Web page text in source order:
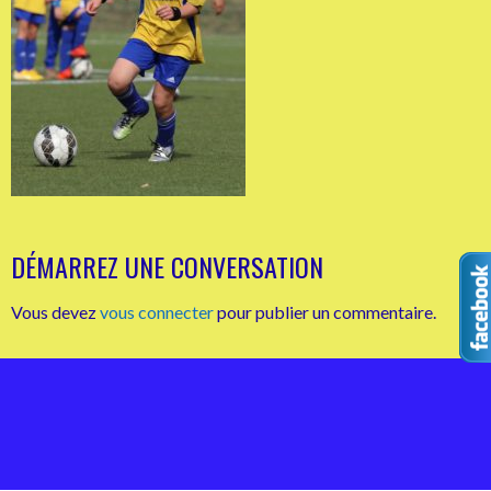
DÉMARREZ UNE CONVERSATION
Vous devezvous connecterpour publier un commentaire.